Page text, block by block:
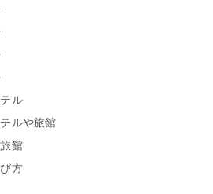
ル
ルや旅館
館
方